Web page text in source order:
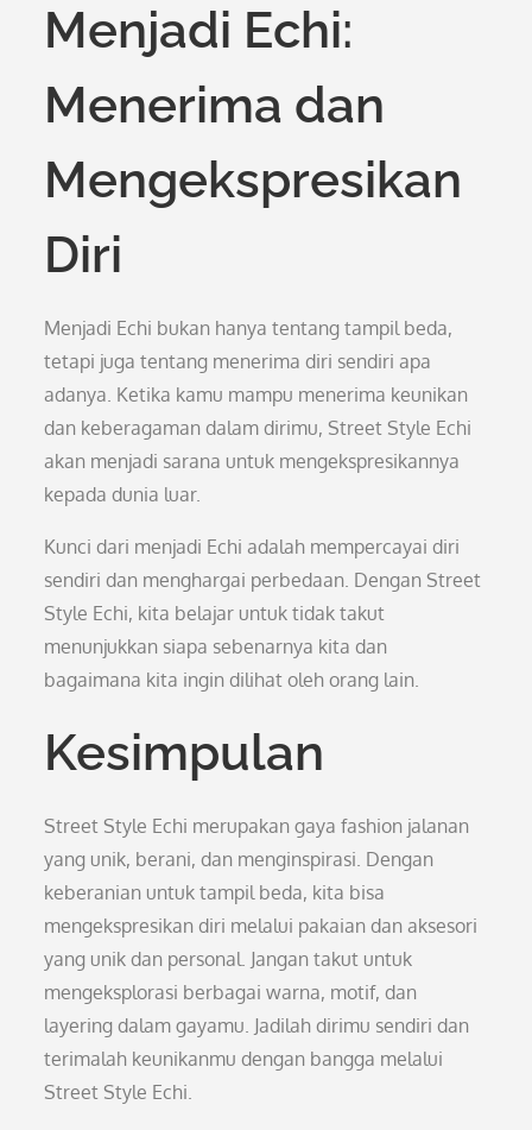
Menjadi Echi:
Menerima dan
Mengekspresikan
Diri
Menjadi Echi bukan hanya tentang tampil beda,
tetapi juga tentang menerima diri sendiri apa
adanya. Ketika kamu mampu menerima keunikan
dan keberagaman dalam dirimu, Street Style Echi
akan menjadi sarana untuk mengekspresikannya
kepada dunia luar.
Kunci dari menjadi Echi adalah mempercayai diri
sendiri dan menghargai perbedaan. Dengan Street
Style Echi, kita belajar untuk tidak takut
menunjukkan siapa sebenarnya kita dan
bagaimana kita ingin dilihat oleh orang lain.
Kesimpulan
Street Style Echi merupakan gaya fashion jalanan
yang unik, berani, dan menginspirasi. Dengan
keberanian untuk tampil beda, kita bisa
mengekspresikan diri melalui pakaian dan aksesori
yang unik dan personal. Jangan takut untuk
mengeksplorasi berbagai warna, motif, dan
layering dalam gayamu. Jadilah dirimu sendiri dan
terimalah keunikanmu dengan bangga melalui
Street Style Echi.